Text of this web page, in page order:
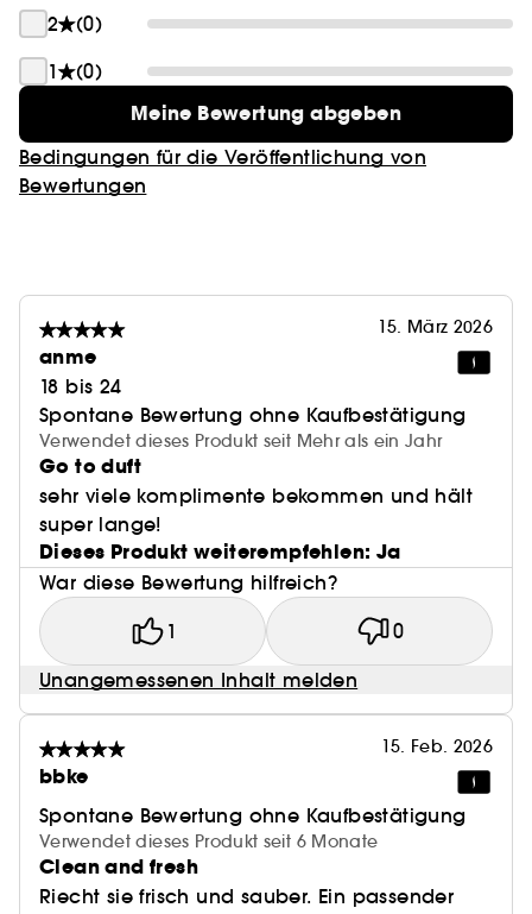
2
(0)
1
(0)
Meine Bewertung abgeben
Bedingungen für die Veröffentlichung von
Bewertungen
15. März 2026
anme
18 bis 24
Spontane Bewertung ohne Kaufbestätigung
Verwendet dieses Produkt seit Mehr als ein Jahr
Go to duft
sehr viele komplimente bekommen und hält
super lange!
Dieses Produkt weiterempfehlen: Ja
War diese Bewertung hilfreich?
1 0
Unangemessenen Inhalt melden
15. Feb. 2026
bbke
Spontane Bewertung ohne Kaufbestätigung
Verwendet dieses Produkt seit 6 Monate
Clean and fresh
Riecht sie frisch und sauber. Ein passender